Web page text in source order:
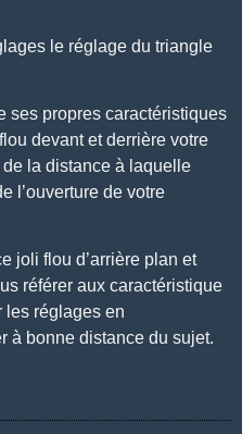
le réglage du triangle
ses propres caractéristiques
devant et derrière votre
la distance à laquelle
l’ouverture de votre
joli flou d’arrière plan et
référer aux caractéristique
les réglages en
à bonne distance du sujet.